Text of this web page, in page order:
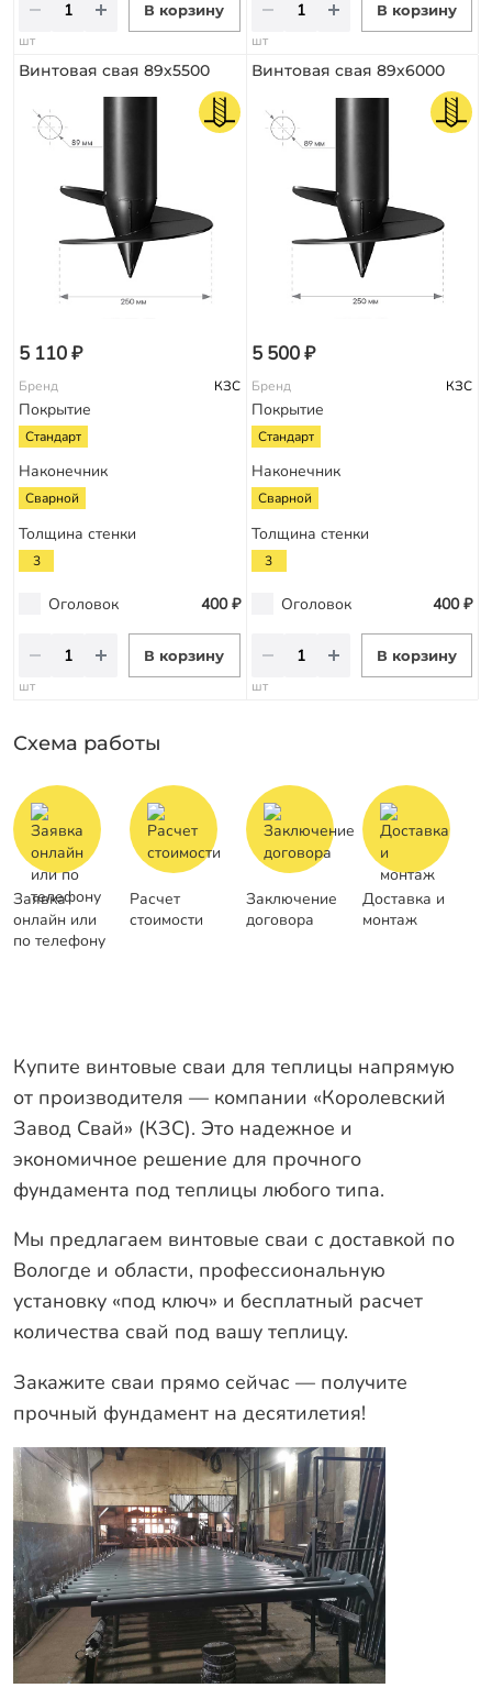
В корзину
шт
В корзину
шт
Винтовая свая 89х5500
5 110 ₽
Бренд КЗС
Покрытие
Стандарт
Наконечник
Сварной
Толщина стенки
3
Оголовок 400 ₽
В корзину
шт
Винтовая свая 89х6000
5 500 ₽
Бренд КЗС
Покрытие
Стандарт
Наконечник
Сварной
Толщина стенки
3
Оголовок 400 ₽
В корзину
шт
Схема работы
Заявка
онлайн или
по телефону
Расчет
стоимости
Заключение
договора
Доставка и
монтаж
Купите винтовые сваи для теплицы напрямую
от производителя — компании «Королевский
Завод Свай» (КЗС). Это надежное и
экономичное решение для прочного
фундамента под теплицы любого типа.
Мы предлагаем винтовые сваи с доставкой по
Вологде и области, профессиональную
установку «под ключ» и бесплатный расчет
количества свай под вашу теплицу.
Закажите сваи прямо сейчас — получите
прочный фундамент на десятилетия!